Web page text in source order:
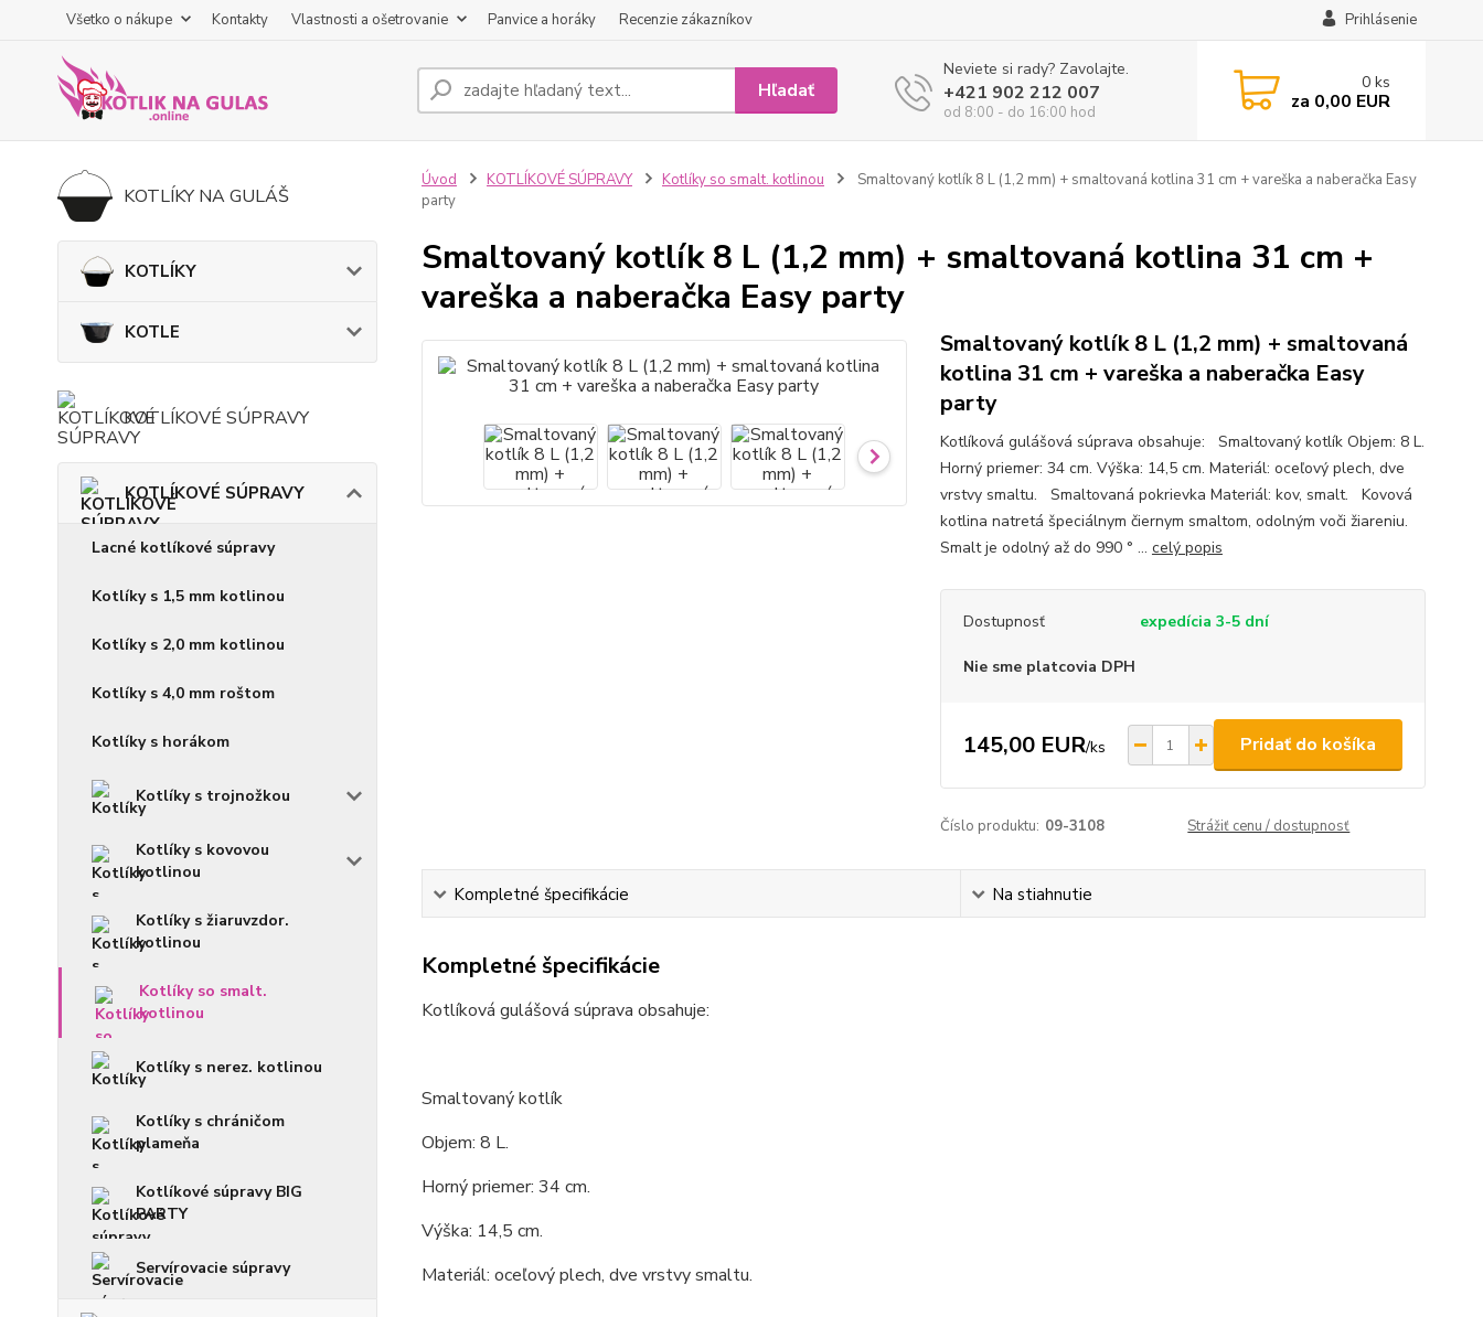
Všetko o nákupe Kontakty Vlastnosti a ošetrovanie Panvice a horáky Recenzie zákazníkov Prihlásenie
Hľadať
Neviete si rady? Zavolajte.
+421 902 212 007
od 8:00 - do 16:00 hod
0 ks
za 0,00 EUR
KOTLÍKY NA GULÁŠ
KOTLÍKY
KOTLE
KOTLÍKOVÉ SÚPRAVY
KOTLÍKOVÉ SÚPRAVY
Lacné kotlíkové súpravy
Kotlíky s 1,5 mm kotlinou
Kotlíky s 2,0 mm kotlinou
Kotlíky s 4,0 mm roštom
Kotlíky s horákom
Kotlíky s trojnožkou
Kotlíky s kovovou
kotlinou
Kotlíky s žiaruvzdor.
kotlinou
Kotlíky so smalt.
kotlinou
Kotlíky s nerez. kotlinou
Kotlíky s chráničom
plameňa
Kotlíkové súpravy BIG
PARTY
Servírovacie súpravy
Úvod KOTLÍKOVÉ SÚPRAVY Kotlíky so smalt. kotlinou
Smaltovaný kotlík 8 L (1,2 mm) + smaltovaná kotlina 31 cm + vareška a naberačka Easy
party
Smaltovaný kotlík 8 L (1,2 mm) + smaltovaná kotlina 31 cm +
vareška a naberačka Easy party
Smaltovaný kotlík 8 L (1,2 mm) + smaltovaná
kotlina 31 cm + vareška a naberačka Easy
party
Kotlíková gulášová súprava obsahuje: Smaltovaný kotlík Objem: 8 L.
Horný priemer: 34 cm. Výška: 14,5 cm. Materiál: oceľový plech, dve
vrstvy smaltu. Smaltovaná pokrievka Materiál: kov, smalt. Kovová
kotlina natretá špeciálnym čiernym smaltom, odolným voči žiareniu.
Smalt je odolný až do 990 ° ... celý popis
Dostupnosť expedícia 3-5 dní
Nie sme platcovia DPH
145,00 EUR/ks Pridať do košíka
Číslo produktu: 09-3108 Strážiť cenu / dostupnosť
Kompletné špecifikácie Na stiahnutie
Kompletné špecifikácie
Kotlíková gulášová súprava obsahuje:
Smaltovaný kotlík
Objem: 8 L.
Horný priemer: 34 cm.
Výška: 14,5 cm.
Materiál: oceľový plech, dve vrstvy smaltu.